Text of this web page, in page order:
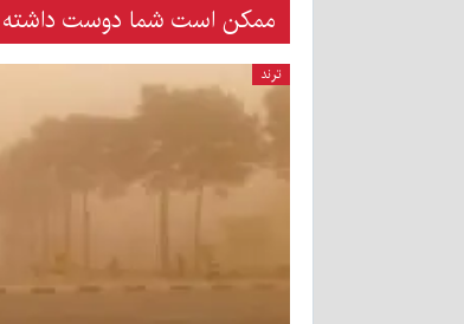
ممکن است شما دوست داشته
ترند